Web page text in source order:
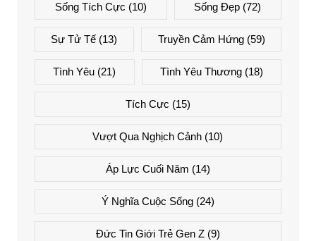
Sống Tích Cực (10) Sống Đẹp (72)
Sự Tử Tế (13) Truyền Cảm Hứng(59)
Tình Yêu (21) Tình Yêu Thương(18)
Tích Cực (15)
Vượt Qua Nghịch Cảnh (10)
Áp Lực Cuối Năm (14)
Ý Nghĩa Cuộc Sống(24)
Đức Tin Giới Trẻ Gen Z(9)